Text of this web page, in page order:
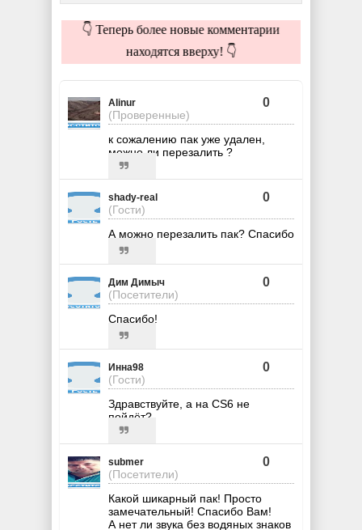
👇 Теперь более новые комментарии
находятся вверху! 👇
Alinur
(Проверенные)
0
к сожалению пак уже удален,
можно ли перезалить ?
shady-real
(Гости)
0
А можно перезалить пак? Спасибо
Дим Димыч
(Посетители)
0
Спасибо!
Инна98
(Гости)
0
Здравствуйте, а на CS6 не
пойдёт?
submer
(Посетители)
0
Какой шикарный пак! Просто
замечательный! Спасибо Вам!
А нет ли звука без водяных знаков